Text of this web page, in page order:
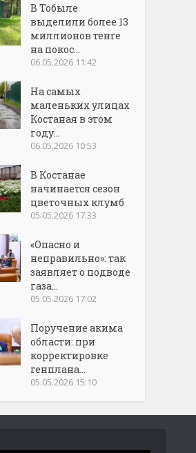
В Тобыле
выделили более 13
миллионов тенге
на покос...
06.05.2026 11:42
На самых
маленьких улицах
Костаная в этом
году...
06.05.2026 10:53
В Костанае
начинается сезон
цветочных клумб
05.05.2026 17:33
«Опасно и
неправильно»: так
заявляет о подводе
газа...
05.05.2026 17:02
Поручение акима
области: при
корректировке
генплана...
05.05.2026 15:10